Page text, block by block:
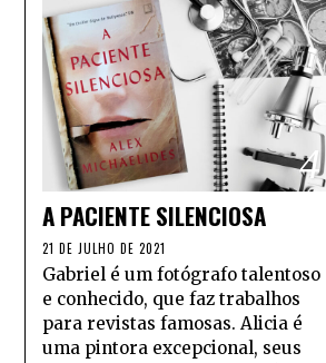
4
A PACIENTE SILENCIOSA
21 DE JULHO DE 2021
Gabriel é um fotógrafo talentoso
e conhecido, que faz trabalhos
para revistas famosas. Alicia é
uma pintora excepcional, seus